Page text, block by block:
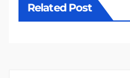
Related Post